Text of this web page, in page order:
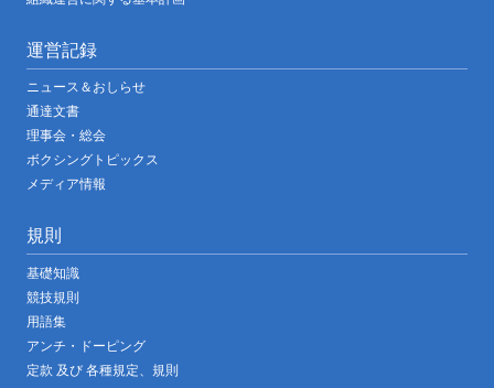
運営記録
ニュース＆おしらせ
通達文書
理事会・総会
ボクシングトピックス
メディア情報
規則
基礎知識
競技規則
用語集
アンチ・ドーピング
定款 及び 各種規定、規則